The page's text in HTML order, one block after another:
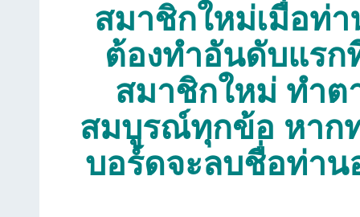
สมาชิกใหม่เมื่อท่
ต้องทำอันดับแรก
สมาชิกใหม่ ทำ
สมบูรณ์ทุกข้อ หาก
บอร์ดจะลบชื่อท่า